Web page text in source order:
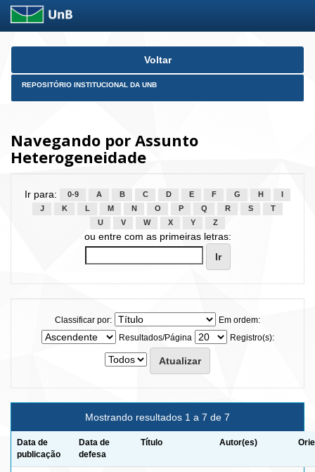
Skip
Voltar
REPOSITÓRIO INSTITUCIONAL DA UNB
Navegando por Assunto
Heterogeneidade
Ir para: 0-9 A B C D E F G H
J
K L M N O P Q R S
T
U
V W X Y Z
ou entre com as primeiras letras:
Classificar por:
Em ordem:
Resultados/Página
Registro(s):
Mostrando resultados 1 a 7 de 7
Data de
publicação
Data de
defesa
Título Autor(es)